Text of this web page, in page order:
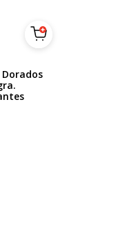
Dorados